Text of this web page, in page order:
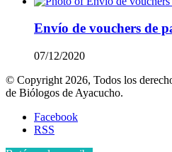
Envío de vouchers de
07/12/2020
© Copyright 2026, Todos los
de Biólogos de Ayacucho.
Facebook
RSS